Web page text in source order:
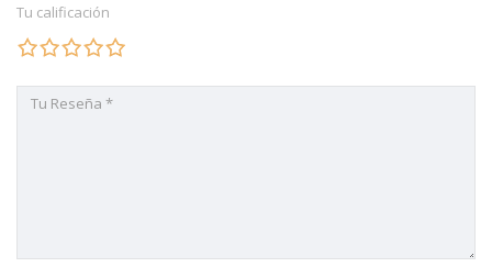
Tu calificación